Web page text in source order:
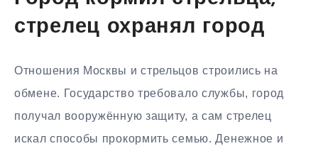
стрелец охранял город
Отношения Москвы и стрельцов строились на
обмене. Государство требовало службы, город
получал вооружённую защиту, а сам стрелец
искал способы прокормить семью. Денежное и